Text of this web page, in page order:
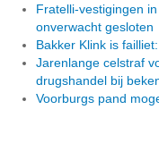
Fratelli-vestigingen
onverwacht gesloten
Bakker Klink is
Jarenlange celstraf
drugshandel bij
Voorburgs pand